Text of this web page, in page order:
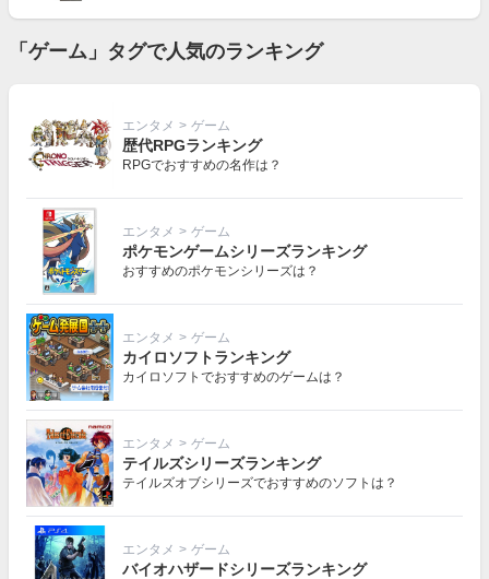
「ゲーム」タグで人気のランキング
エンタメ > ゲーム
歴代RPGランキング
RPGでおすすめの名作は？
エンタメ > ゲーム
ポケモンゲームシリーズランキング
おすすめのポケモンシリーズは？
エンタメ > ゲーム
カイロソフトランキング
カイロソフトでおすすめのゲームは？
エンタメ > ゲーム
テイルズシリーズランキング
テイルズオブシリーズでおすすめのソフトは？
エンタメ > ゲーム
バイオハザードシリーズランキング